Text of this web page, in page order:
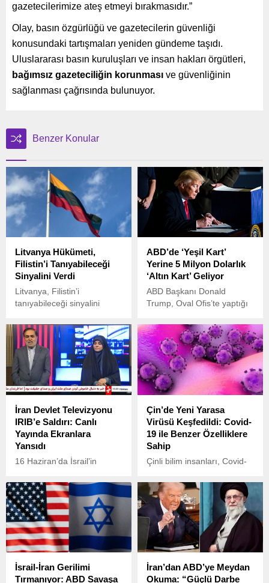
gazetecilerimize ateş etmeyi bırakmasıdır.”
Olay, basın özgürlüğü ve gazetecilerin güvenliği
konusundaki tartışmaları yeniden gündeme taşıdı.
Uluslararası basın kuruluşları ve insan hakları örgütleri,
bağımsız gazeteciliğin korunması ve güvenliğinin
sağlanması çağrısında bulunuyor.
Benzer Konular
Litvanya Hükümeti,
Filistin’i Tanıyabileceği
Sinyalini Verdi
Litvanya, Filistin’i
tanıyabileceği sinyalini
Radyo ve Televizyonu (LRT)
tarafından aktarılan habere
göre, Litvanya Dışişleri
Bakanı Gabrielius
Landsbergis, ülkedeki “Ziniu
Radijas” programında
konusunda açıklamalarda
bulundu.
ABD’de ‘Yeşil Kart’
Yerine 5 Milyon Dolarlık
‘Altın Kart’ Geliyor
ABD Başkanı Donald
Trump, Oval Ofis’te yaptığı
sistemini sona
erdireceklerini ve yerine
“Altın Kart” adlı yeni bir
programı başlatacaklarını
duyurdu.
İran Devlet Televizyonu
IRIB’e Saldırı: Canlı
Yayında Ekranlara
Yansıdı
16 Haziran’da İsrail’in
ardından İran Devlet
Televizyonu IRIB’e yönelik
bir saldırı gerçekleşti.
Çin’de Yeni Yarasa
Virüsü Keşfedildi: Covid-
19 ile Benzer Özelliklere
Sahip
Çinli bilim insanları, Covid-
ile benzer özellikler taşıyan
yeni bir yarasa koronavirüsü
keşfetti.
İsrail-İran Gerilimi
Tırmanıyor: ABD Savaşa
İran’dan ABD’ye Meydan
Okuma: “Güçlü Darbe